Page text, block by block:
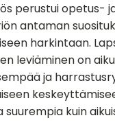
perustui opetus-
antaman
harkintaan.
leviäminen on
ja
kuin